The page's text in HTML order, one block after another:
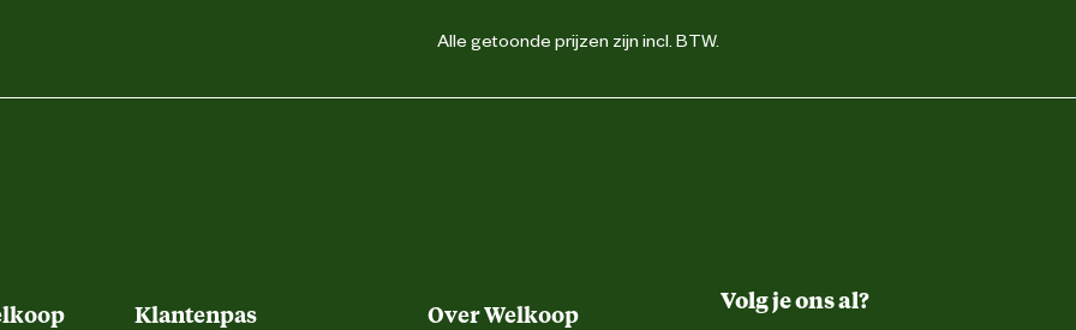
Alle getoonde prijzen zijn incl. BTW.
Klantenpas Over Welkoop
Volg je ons al?